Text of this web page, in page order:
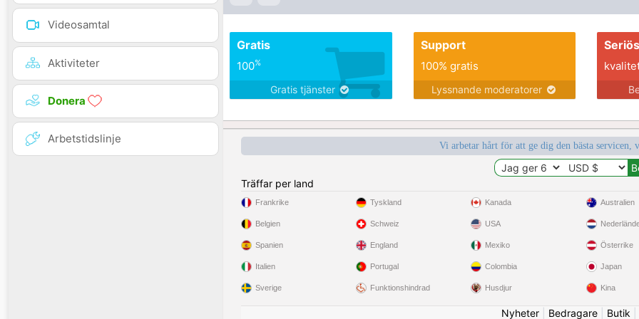
Videosamtal
Aktiviteter
Donera
Arbetstidslinje
Gratis
100%
Gratis tjänster
Support
100% gratis
Lyssnande moderatorer
Seriös
Vi arbetar hårt för att ge dig den bästa servicen,
Träffar per land
Frankrike
Belgien
Spanien
Italien
Sverige
Tyskland
Schweiz
England
Portugal
Funktionshindrad
Kanada
USA
Mexiko
Colombia
Husdjur
Australien
Österrike
Japan
Kina
Nyheter| Bedragare| Butik